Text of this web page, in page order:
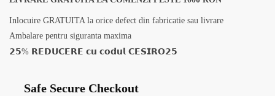
Inlocuire GRATUITA la orice defect din fabricatie sau livrare
Ambalare pentru siguranta maxima
𝟮𝟱% 𝗥𝗘𝗗𝗨𝗖𝗘𝗥𝗘 𝗰𝘂 𝗰𝗼𝗱𝘂𝗹 𝗖𝗘𝗦𝗜𝗥𝗢𝟮𝟱
Safe Secure Checkout